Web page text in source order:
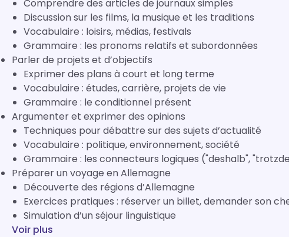
Comprendre des articles de journaux simples
Discussion sur les films, la musique et les traditions
Vocabulaire : loisirs, médias, festivals
Grammaire : les pronoms relatifs et subordonnées
Parler de projets et d’objectifs
Exprimer des plans à court et long terme
Vocabulaire : études, carrière, projets de vie
Grammaire : le conditionnel présent
Argumenter et exprimer des opinions
Techniques pour débattre sur des sujets d’actualité
Vocabulaire : politique, environnement, société
Grammaire : les connecteurs logiques ("deshalb",
Préparer un voyage en Allemagne
Découverte des régions d’Allemagne
Exercices pratiques : réserver un billet, demander son
Simulation d’un séjour linguistique
Voir plus